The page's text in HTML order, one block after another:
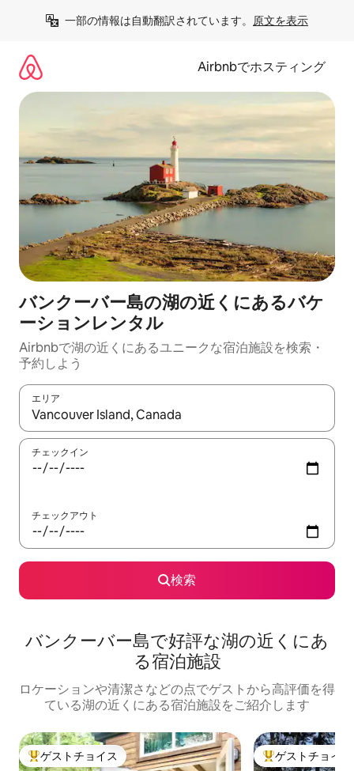
一部の情報は自動翻訳されています。 原文を表示
Airbnbでホスティング
バンクーバー島の湖の近くにあるバケ
ーションレンタル
Airbnbで湖の近くにあるユニークな宿泊施設を検索・
予約しよう
エリア
検索結果が表示されたら、上下の矢印キーを使って移動するか
チェックイン
チェックアウト
検索
バンクーバー島で好評な湖の近くにあ
る宿泊施設
ロケーションや清潔さなどの点でゲストから高評価を得
ている湖の近くにある宿泊施設をご紹介します
大好評のゲストチョイスです。
ゲストチョイス 大好評のゲスト
ゲストチョイス